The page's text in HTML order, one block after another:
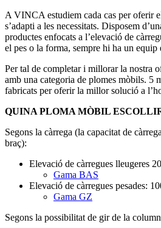
A VINCA estudiem cada cas per oferir
s’adapti a les necessitats. Disposem
productes enfocats a l’elevació de
el pes o la forma, sempre hi ha un equip
Per tal de completar i millorar la nostra
amb una categoria de plomes mòbils. 5
fabricats per oferir la millor solució a
QUINA PLOMA MÒBIL
Segons la càrrega (la capacitat de
braç):
Elevació de càrregues lleugeres
Gama BAS
Elevació de càrregues pesades:
Gama GZ
Segons la possibilitat de gir de la